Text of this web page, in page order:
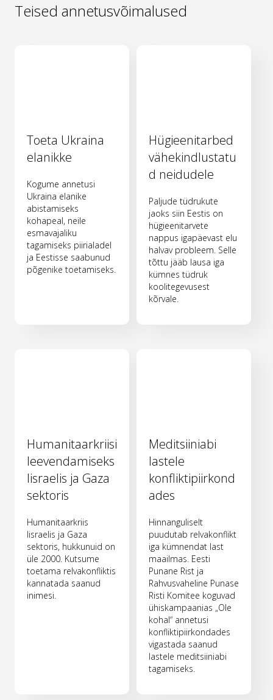
Teised annetusvõimalused
Toeta Ukraina
elanikke
Kogume annetusi
Ukraina elanike
abistamiseks
kohapeal, neile
esmavajaliku
tagamiseks piirialadel
ja Eestisse saabunud
põgenike toetamiseks.
Hügieenitarbed
vähekindlustatu
d neidudele
Paljude tüdrukute
jaoks siin Eestis on
hügieenitarvete
nappus igapäevast elu
halvav probleem. Selle
tõttu jääb lausa iga
kümnes tüdruk
koolitegevusest
kõrvale.
Humanitaarkriisi
leevendamiseks
Iisraelis ja Gaza
sektoris
Humanitaarkriis
Iisraelis ja Gaza
sektoris, hukkunuid on
üle 2000. Kutsume
toetama relvakonfliktis
kannatada saanud
inimesi.
Meditsiiniabi
lastele
konfliktipiirkond
ades
Hinnanguliselt
puudutab relvakonflikt
iga kümnendat last
maailmas. Eesti
Punane Rist ja
Rahvusvaheline Punase
Risti Komitee koguvad
ühiskampaanias „Ole
kohal“ annetusi
konfliktipiirkondades
vigastada saanud
lastele meditsiiniabi
tagamiseks.